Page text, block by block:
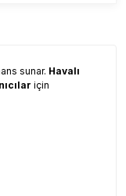
sunar. Havalı
için